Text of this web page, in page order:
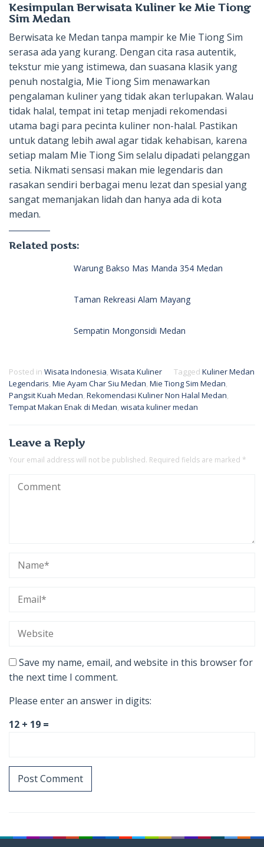
Kesimpulan Berwisata Kuliner ke Mie Tiong
Sim Medan
Berwisata ke Medan tanpa mampir ke Mie Tiong Sim
serasa ada yang kurang. Dengan cita rasa autentik,
tekstur mie yang istimewa, dan suasana klasik yang
penuh nostalgia, Mie Tiong Sim menawarkan
pengalaman kuliner yang tidak akan terlupakan. Walau
tidak halal, tempat ini tetap menjadi rekomendasi
utama bagi para pecinta kuliner non-halal. Pastikan
untuk datang lebih awal agar tidak kehabisan, karena
setiap malam Mie Tiong Sim selalu dipadati pelanggan
setia. Nikmati sensasi makan mie legendaris dan
rasakan sendiri berbagai menu lezat dan spesial yang
sangat memanjakan lidah dan hanya ada di kota
medan.
Related posts:
Warung Bakso Mas Manda 354 Medan
Taman Rekreasi Alam Mayang
Sempatin Mongonsidi Medan
Posted in Wisata Indonesia Wisata Kuliner Tagged Kuliner Medan
Legendaris Mie Ayam Char Siu Medan Mie Tiong Sim Medan
Pangsit Kuah Medan Rekomendasi Kuliner Non Halal Medan
Tempat Makan Enak di Medan wisata kuliner medan
Leave a Reply
Your email address will not be published. Required fields are marked *
Save my name, email, and website in this browser for
the next time I comment.
Please enter an answer in digits:
12 + 19 =